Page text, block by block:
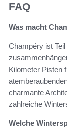
FAQ
Was macht
Champéry ist
Kilometer Pisten
charmante
zahlreiche
Welche